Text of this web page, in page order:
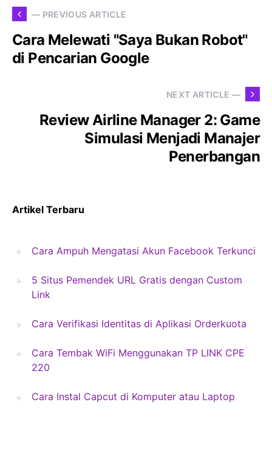
— PREVIOUS ARTICLE
Cara Melewati "Saya Bukan Robot"
di Pencarian Google
NEXT ARTICLE —
Review Airline Manager 2: Game
Simulasi Menjadi Manajer
Penerbangan
Artikel Terbaru
Cara Ampuh Mengatasi Akun Facebook Terkunci
5 Situs Pemendek URL Gratis dengan Custom
Link
Cara Verifikasi Identitas di Aplikasi Orderkuota
Cara Tembak WiFi Menggunakan TP LINK CPE
220
Cara Instal Capcut di Komputer atau Laptop